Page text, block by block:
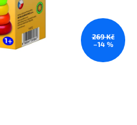
269 Kč
–14 %